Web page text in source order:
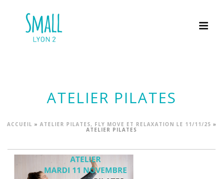
ATELIER PILATES
ACCUEIL » ATELIER PILATES, FLY MOVE ET RELAXATION LE 11/11/25 »
ATELIER PILATES